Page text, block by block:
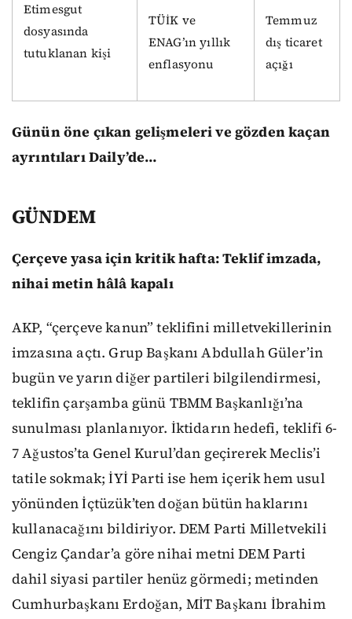
Etimesgut
dosyasında
tutuklanan kişi
TÜİK ve
ENAG’ın yıllık
enflasyonu
Temmuz
dış ticaret
açığı
Günün öne çıkan gelişmeleri ve gözden kaçan
ayrıntıları Daily’de…
GÜNDEM
Çerçeve yasa için kritik hafta: Teklif imzada,
nihai metin hâlâ kapalı
AKP, “çerçeve kanun” teklifini milletvekillerinin
imzasına açtı. Grup Başkanı Abdullah Güler’in
bugün ve yarın diğer partileri bilgilendirmesi,
teklifin çarşamba günü TBMM Başkanlığı’na
sunulması planlanıyor. İktidarın hedefi, teklifi 6-
7 Ağustos’ta Genel Kurul’dan geçirerek Meclis’i
tatile sokmak; İYİ Parti ise hem içerik hem usul
yönünden İçtüzük’ten doğan bütün haklarını
kullanacağını bildiriyor. DEM Parti Milletvekili
Cengiz Çandar’a göre nihai metni DEM Parti
dahil siyasi partiler henüz görmedi; metinden
Cumhurbaşkanı Erdoğan, MİT Başkanı İbrahim